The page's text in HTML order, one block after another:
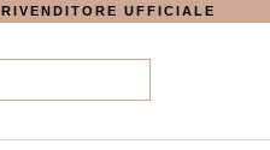
UFFICIALE